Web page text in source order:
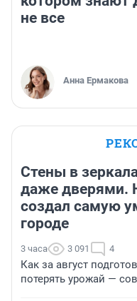
не все
Анна Ермакова
Стены в
даже дверями.
создал самую
городе
3 часа 3 091 4
Как за август
потерять урожай —